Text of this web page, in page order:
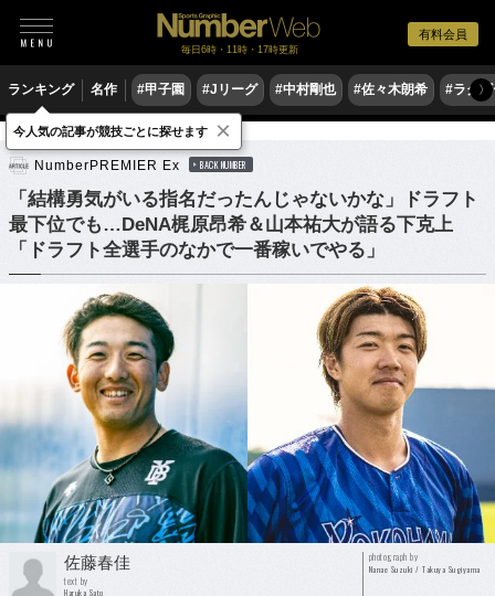
有料会員
毎日6時・11時・17時更新
ランキング 名作 #甲子園 #Jリーグ #中村剛也 #佐々木朗希 #ラグ〉
野球 プロ野球 ドラフト会議
NumberPREMIER Ex BACK NUMBER
「結構勇気がいる指名だったんじゃないかな」ドラフト
最下位でも…DeNA梶原昂希＆山本祐大が語る下克上
「ドラフト全選手のなかで一番稼いでやる」
佐藤春佳
text by
Haruka Sato
photograph by
Nanae Suzuki / Takuya Sugiyama
今人気の記事が競技ごとに探せます ×